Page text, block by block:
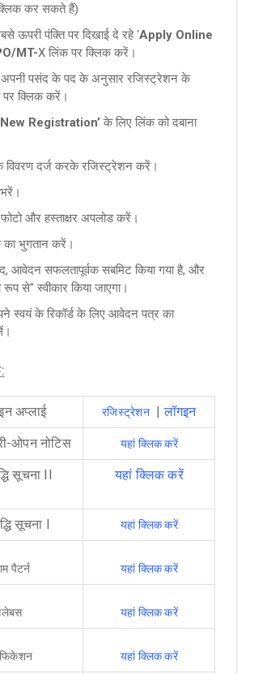
कर सकते हैं)
ऊपरी पंक्ति पर दिखाई दे रहे ‘Apply Online
MT-X लिंक पर क्लिक करें।
पसंद के पद के अनुसार रजिस्ट्रेशन के
क्लिक करें।
Registration’ के लिए लिंक को दबाना
दर्ज करके रजिस्ट्रेशन करें।
और हस्ताक्षर अपलोड करें।
भुगतान करें।
आवेदन सफलतापूर्वक सबमिट किया गया है, और
से" स्वीकार किया जाएगा।
स्वयं के रिकॉर्ड के लिए आवेदन पत्र का
अप्लाई रजिस्ट्रेशन|लॉगइन
ओपन नोटिस यहां क्लिक करें
सूचना II यहां क्लिक करें
सूचना I यहां क्लिक करें
पैटर्न यहां क्लिक करें
यहां क्लिक करें
यहां क्लिक करें